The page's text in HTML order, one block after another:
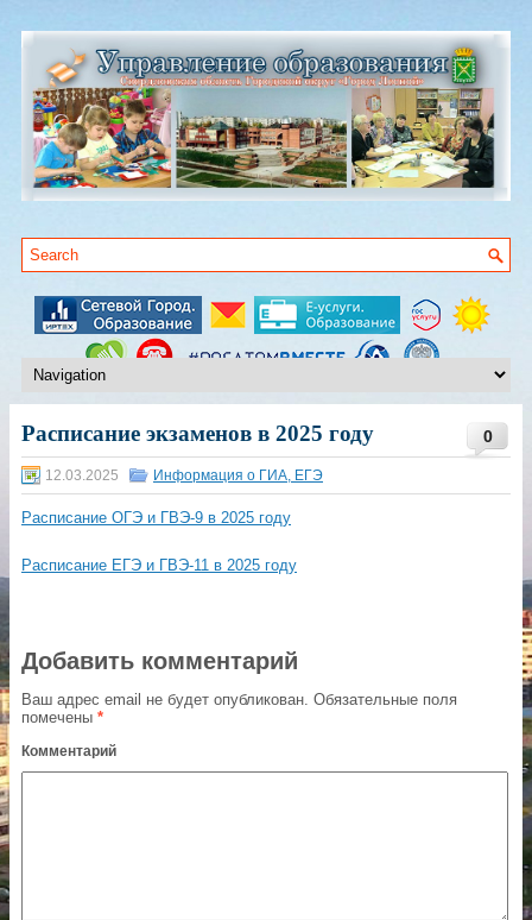
0
Расписание экзаменов в 2025 году
12.03.2025 Информация о ГИА, ЕГЭ
Расписание ОГЭ и ГВЭ-9 в 2025 году
Расписание ЕГЭ и ГВЭ-11 в 2025 году
Добавить комментарий
Ваш адрес email не будет опубликован. Обязательные поля
помечены *
Комментарий